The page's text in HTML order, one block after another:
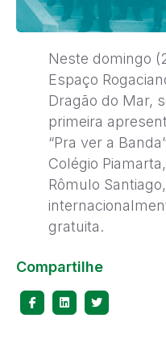
Neste domingo
Espaço
Dragão do Mar,
primeira
“Pra ver a
Colégio
Rômulo
gratuita.
Compartilhe